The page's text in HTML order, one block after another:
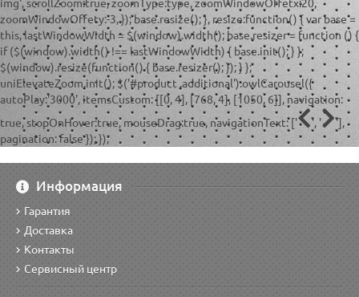
img', scrollZoom:true, zoomType:type, zoomWindowOffetx:20,
zoomWindowOffety:-3, }); base.resize(); }, resize:function() { var base =
this, lastWindowWidth = $(window).width(); base.resizer = function () {
if ($(window).width() !== lastWindowWidth) { base.init(); } };
$(window).resize(function() { base.resizer(); }); } };
uniElevateZoom.init(); $('#product .additional').owlCarousel({
autoPlay:'3000', itemsCustom: [[0, 4], [768, 4], [1050, 6]], navigation:
true, stopOnHover:true, mouseDrag:true, navigationText: ['
', '
'],
pagination: false }); });
Информация
Гарантия
Доставка
Контакты
Сервисный центр